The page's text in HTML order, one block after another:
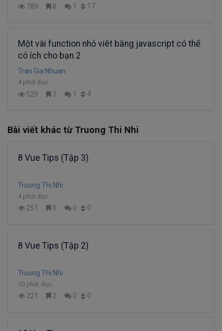
789 8 1 17
Một vài function nhỏ viêt bằng javascript có thể
có ích cho bạn 2
Tran Gia Nhuan
4 phút đọc
529 7 1 4
Bài viết khác từ Truong Thi Nhi
8 Vue Tips (Tập 3)
Truong Thi Nhi
4 phút đọc
251 0 0 0
8 Vue Tips (Tập 2)
Truong Thi Nhi
10 phút đọc
221 2 0 0